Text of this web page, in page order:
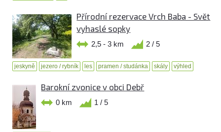
Přírodní rezervace Vrch Baba - Svět
vyhaslé sopky
2,5 - 3 km 2 / 5
jeskyně jezero / rybník les pramen / studánka skály výhled
Barokní zvonice v obci Debř
0 km 1 / 5